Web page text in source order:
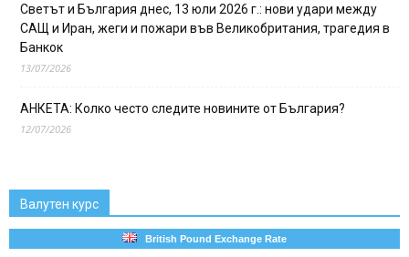
Светът и България днес, 13 юли 2026 г.: нови удари между
САЩ и Иран, жеги и пожари във Великобритания, трагедия в
Банкок
13/07/2026
АНКЕТА: Колко често следите новините от България?
12/07/2026
Валутен курс
British Pound Exchange Rate